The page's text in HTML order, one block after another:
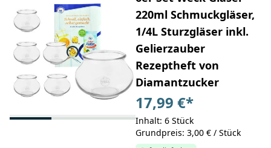
220ml Schmuckgläser,
1/4L Sturzgläser inkl.
Gelierzauber
Rezeptheft von
Diamantzucker
17,99 €*
Inhalt: 6 Stück
Grundpreis: 3,00 € / Stück